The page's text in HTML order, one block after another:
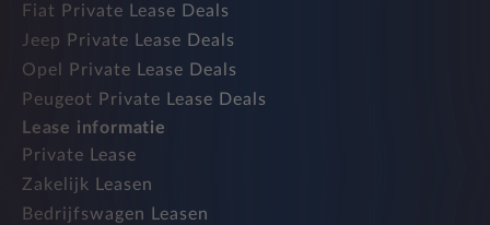
Fiat Private Lease Deals
Jeep Private Lease Deals
Opel Private Lease Deals
Peugeot Private Lease Deals
Lease informatie
Private Lease
Zakelijk Leasen
Bedrijfswagen Leasen